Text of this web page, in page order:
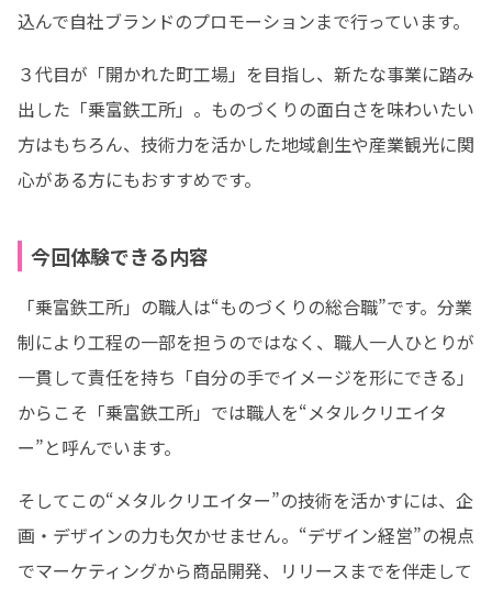
込んで自社ブランドのプロモーションまで行っています。
３代目が「開かれた町工場」を目指し、新たな事業に踏み
出した「乗富鉄工所」。ものづくりの面白さを味わいたい
方はもちろん、技術力を活かした地域創生や産業観光に関
心がある方にもおすすめです。
今回体験できる内容
「乗富鉄工所」の職人は“ものづくりの総合職”です。分業
制により工程の一部を担うのではなく、職人一人ひとりが
一貫して責任を持ち「自分の手でイメージを形にできる」
からこそ「乗富鉄工所」では職人を“メタルクリエイタ
ー”と呼んでいます。
そしてこの“メタルクリエイター”の技術を活かすには、企
画・デザインの力も欠かせません。“デザイン経営”の視点
でマーケティングから商品開発、リリースまでを伴走して